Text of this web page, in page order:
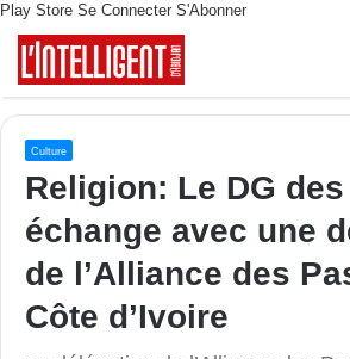
Play Store Se Connecter S'Abonner
Culture
Religion: Le DG
échange avec une
de l’Alliance des
Côte d’Ivoire